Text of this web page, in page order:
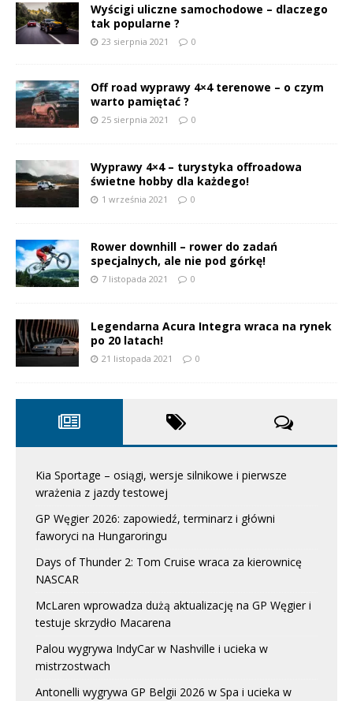
Wyścigi uliczne samochodowe – dlaczego
tak popularne ?
23 sierpnia 2021 0
Off road wyprawy 4×4 terenowe – o czym
warto pamiętać ?
25 sierpnia 2021 0
Wyprawy 4×4 – turystyka offroadowa
świetne hobby dla każdego!
1 września 2021 0
Rower downhill – rower do zadań
specjalnych, ale nie pod górkę!
7 listopada 2021 0
Legendarna Acura Integra wraca na rynek
po 20 latach!
21 listopada 2021 0
Kia Sportage – osiągi, wersje silnikowe i pierwsze
wrażenia z jazdy testowej
GP Węgier 2026: zapowiedź, terminarz i główni
faworyci na Hungaroringu
Days of Thunder 2: Tom Cruise wraca za kierownicę
NASCAR
McLaren wprowadza dużą aktualizację na GP Węgier i
testuje skrzydło Macarena
Palou wygrywa IndyCar w Nashville i ucieka w
mistrzostwach
Antonelli wygrywa GP Belgii 2026 w Spa i ucieka w